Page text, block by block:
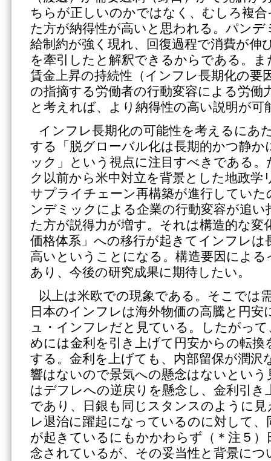
ちらが正しいのかではなく、むしろ複
た方が納得性が高いと思われる。パンデ
給制約が強く現れ、回復過程で消費が伸
を牽引したと解釈できるからである。
賃金上昇の持続性（インフレ長期化の要
の指摘する労働者の行動変容による労働
と考えれば、より納得性の高い説明が可
インフレ長期化の可能性を考えるにあ
する「脱グローバル化は長期的かつ静か
ック」という視点に注目すべきである
ク以前から米中対立を背景とした地政学
サプライチェーン再構築が進行してい
ンデミックによる企業の行動変容が追
た方が説得力が増す。それは構造的な変
価格体系」への移行が起きてインフレは
高いということになる。構造要因によ
あり、今後の研究成果に期待したい。
以上は米欧での現象である。そこでは
日本のインフレは海外物価の高騰と円
ュ・インフレだと見ている。したがっ
めには金利を引き上げて円安からの転換
する。金利を上げても、内部留保が潤沢
響はないので景気への懸念はないという
はデフレへの逆戻りを懸念し、金利引き
であり、日銀も同じスタンスのように
レ退治に躍起になっているのに対して
が起きているにもかかわらず（＊注５
念されているが、その妥当性と背景につ